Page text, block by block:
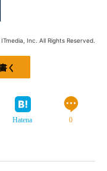
Inc. All Rights Reserved.
く
Hatena 0